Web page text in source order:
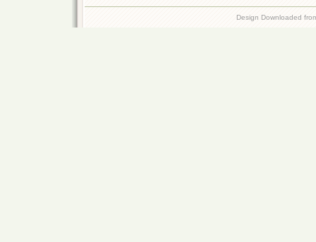
Design Downloaded